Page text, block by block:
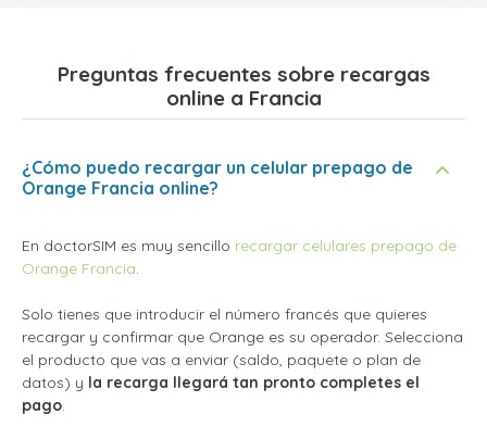
Preguntas frecuentes sobre recargas
online a Francia
¿Cómo puedo recargar un celular prepago de
Orange Francia online?
En doctorSIM es muy sencillo recargar celulares prepago de
Orange Francia.
Solo tienes que introducir el número francés que quieres
recargar y confirmar que Orange es su operador. Selecciona
el producto que vas a enviar (saldo, paquete o plan de
datos) y la recarga llegará tan pronto completes el
pago.